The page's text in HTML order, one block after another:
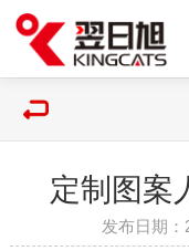
定制图案
发布日期